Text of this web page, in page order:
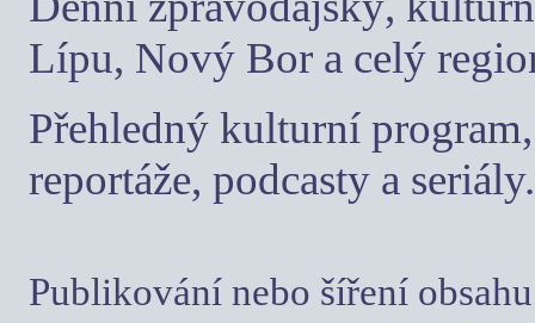
Lípu, Nový Bor a celý
Přehledný kulturní
reportáže, podcasty a seriály.
Publikování nebo šíření